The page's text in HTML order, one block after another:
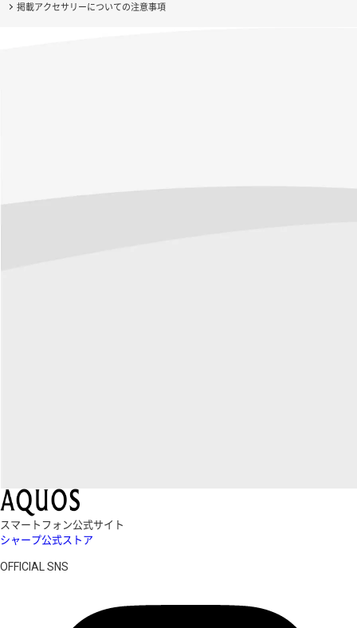
掲載アクセサリーについての注意事項
スマートフォン公式サイト
シャープ公式ストア
OFFICIAL SNS